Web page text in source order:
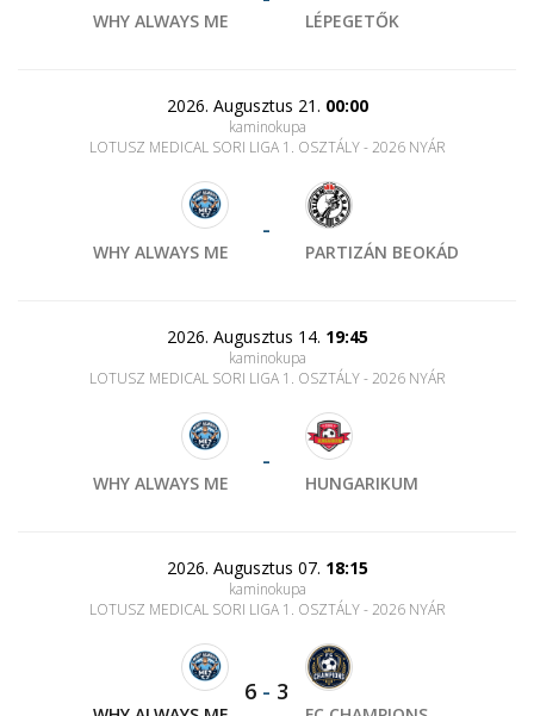
WHY ALWAYS ME LÉPEGETŐK
2026. Augusztus 21. 00:00
kaminokupa
LOTUSZ MEDICAL SORI LIGA 1. OSZTÁLY - 2026 NYÁR
WHY ALWAYS ME
-
PARTIZÁN BEOKÁD
2026. Augusztus 14. 19:45
kaminokupa
LOTUSZ MEDICAL SORI LIGA 1. OSZTÁLY - 2026 NYÁR
WHY ALWAYS ME
-
HUNGARIKUM
2026. Augusztus 07. 18:15
kaminokupa
LOTUSZ MEDICAL SORI LIGA 1. OSZTÁLY - 2026 NYÁR
6 - 3